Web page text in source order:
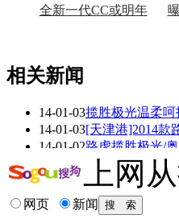
全新一代CC或明年
看赛车宝贝争奇斗
艳
相关新闻
14-01-03揽胜极光温柔
14-01-03[天津港]2014款
14-01-02路虎揽胜极光/
14-01-02
购路虎揽胜极
13-09-27
广汽吉奥轿车
13-07-04路虎揽胜长轴版
上网
网页 新闻